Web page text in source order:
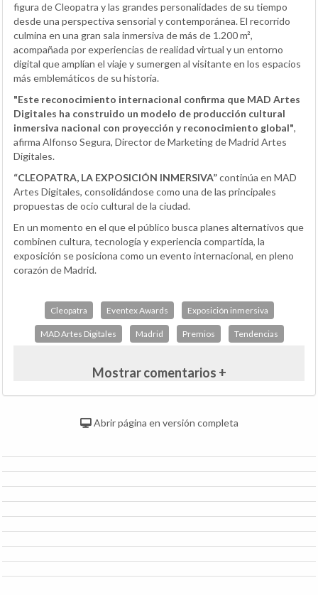
figura de Cleopatra y las grandes personalidades de su tiempo
desde una perspectiva sensorial y contemporánea. El recorrido
culmina en una gran sala inmersiva de más de 1.200 m²,
acompañada por experiencias de realidad virtual y un entorno
digital que amplían el viaje y sumergen al visitante en los espacios
más emblemáticos de su historia.
"Este reconocimiento internacional confirma que MAD Artes
Digitales ha construido un modelo de producción cultural
inmersiva nacional con proyección y reconocimiento global",
afirma Alfonso Segura, Director de Marketing de Madrid Artes
Digitales.
“CLEOPATRA, LA EXPOSICIÓN INMERSIVA”continúa en MAD
Artes Digitales, consolidándose como una de las principales
propuestas de ocio cultural de la ciudad.
En un momento en el que el público busca planes alternativos que
combinen cultura, tecnología y experiencia compartida, la
exposición se posiciona como un evento internacional, en pleno
corazón de Madrid.
Cleopatra Eventex Awards Exposición inmersiva
MAD Artes Digitales Madrid Premios Tendencias
Mostrar comentarios +
Abrir página en versión completa